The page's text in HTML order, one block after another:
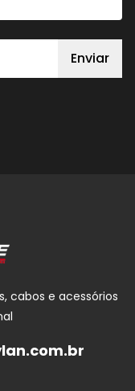
Enviar
cabos e acessórios